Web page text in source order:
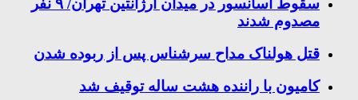
سقوط آسانسور در میدان آرژانتین تهران/ ۹ نفر
مصدوم شدند
قتل هولناک مداح سرشناس پس از ربوده شدن
کامیون با راننده هشت ساله توقیف شد